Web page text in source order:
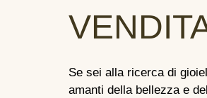
Se sei alla ricerca di
amanti della bellezza e